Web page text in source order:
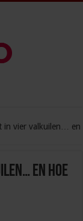
in vier valkuilen… en
en hoe